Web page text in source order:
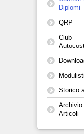
Diplomi
QRP
Club
Storico
Archivio
Articoli